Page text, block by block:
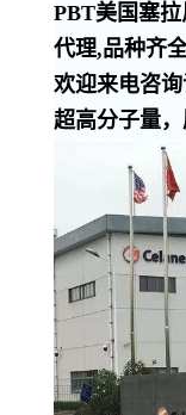
PBT美国塞
代理,品种齐
欢迎来电咨
超高分子量，